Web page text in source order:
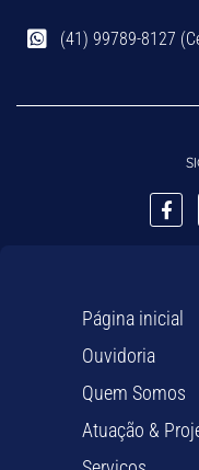
(41) 99789-8127
Página inicial
Ouvidoria
Quem Somos
Atuação &